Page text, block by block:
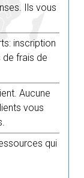
Ils vous
inscription
de frais de
Aucune
vous
qui